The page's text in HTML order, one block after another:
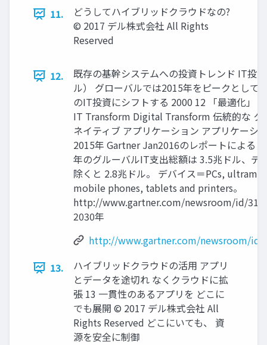
11.
どうしてハイブリッドクラウドなの?
© 2017 デル株式会社 All Rights
Reserved
12.
既存の基幹システムへの投資トレンド IT投
ル） グローバルでは2015年をピークとして
のIT投資にシフトする 2000 12 「最適化」
IT Transform Digital Transform 伝統的な ク
ネイティブ アプリケーション アプリケーシ
2015年 Gartner Jan2016のレポートによる
年のグルーバルIT支出総額は 3.5兆ドル、デ
除くと 2.8兆ドル。 デバイス＝PCs,
mobile phones, tablets and printers。
http://www.gartner.com/newsroom/id/
2030年
http://www.gartner.com/newsroom/id/
13.
ハイブリッドクラウドの活⽤ アプリ
とデータを途切れ なくクラウドに拡
張 13 ⼀貫性のあるアプリを どこに
でも展開 © 2017 デル株式会社 All
Rights Reserved どこにいても、 資
源を安全に制御